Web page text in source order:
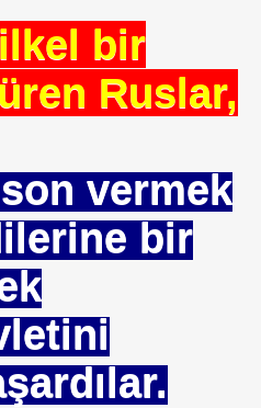
bir
Ruslar,
vermek
bir